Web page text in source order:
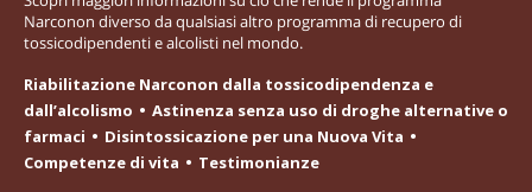
Narconon diverso da qualsiasi altro programma di recupero di
tossicodipendenti e alcolisti nel mondo.
Riabilitazione Narconon dalla tossicodipendenza e
dall’alcolismo
Astinenza senza uso di droghe alternative o
farmaci
Disintossicazione per una Nuova Vita
Competenze di vita
Testimonianze